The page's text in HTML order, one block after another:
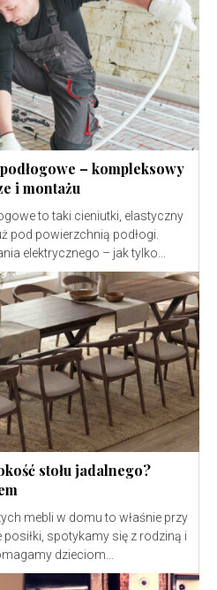
– kompleksowy
i montażu
to taki cieniutki, elastyczny
pod powierzchnią podłogi.
elektrycznego – jak tylko...
stołu jadalnego?
mebli w domu to właśnie przy
spotykamy się z rodziną i
dzieciom...